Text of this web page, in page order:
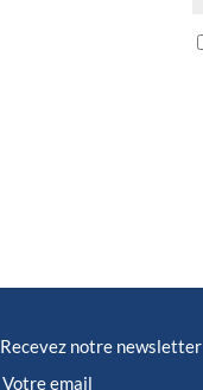
Recevez notre newsletter